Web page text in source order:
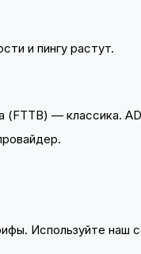
и пингу растут.
(FTTB) — классика.
Используйте наш